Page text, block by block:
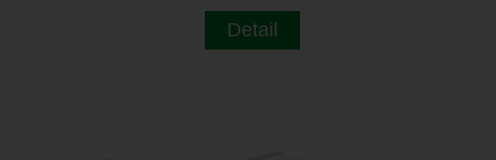
Detail